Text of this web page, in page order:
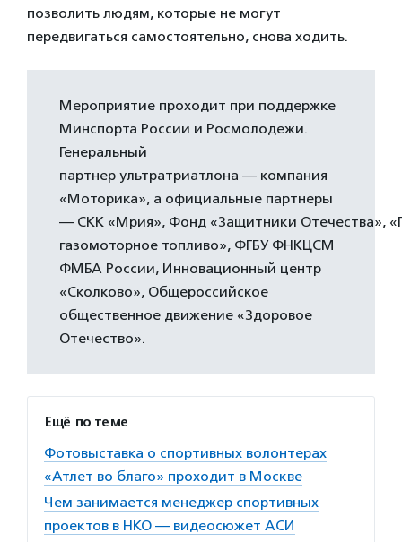
позволить людям, которые не могут
передвигаться самостоятельно, снова ходить.
Мероприятие проходит при поддержке
Минспорта России и Росмолодежи.
Генеральный
партнер ультратриатлона — компания
«Моторика», а официальные партнеры
— СКК «Мрия», Фонд «Защитники Отечества»,
газомоторное топливо», ФГБУ ФНКЦСМ
ФМБА России, Инновационный центр
«Сколково», Общероссийское
общественное движение «Здоровое
Отечество».
Ещё по теме
Фотовыставка о спортивных волонтерах
«Атлет во благо» проходит в Москве
Чем занимается менеджер спортивных
проектов в НКО — видеосюжет АСИ